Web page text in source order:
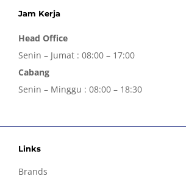
Jam Kerja
Head Office
Senin – Jumat : 08:00 – 17:00
Cabang
Senin – Minggu : 08:00 – 18:30
Links
Brands